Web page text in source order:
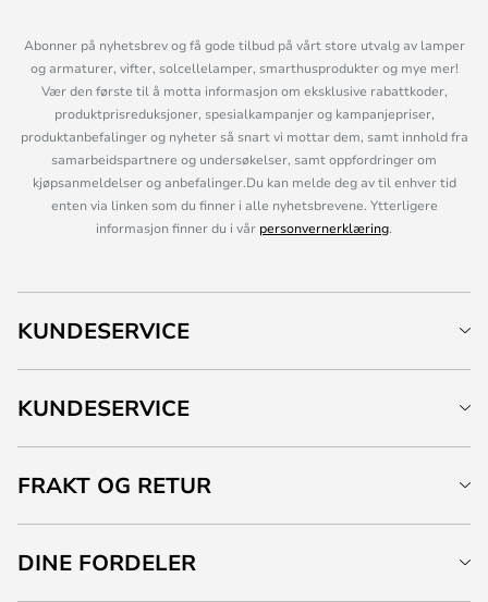
Abonner på nyhetsbrev og få gode tilbud på vårt store utvalg av lamper
og armaturer, vifter, solcellelamper, smarthusprodukter og mye mer!
Vær den første til å motta informasjon om eksklusive rabattkoder,
produktprisreduksjoner, spesialkampanjer og kampanjepriser,
produktanbefalinger og nyheter så snart vi mottar dem, samt innhold fra
samarbeidspartnere og undersøkelser, samt oppfordringer om
kjøpsanmeldelser og anbefalinger.Du kan melde deg av til enhver tid
enten via linken som du finner i alle nyhetsbrevene. Ytterligere
informasjon finner du i vår personvernerklæring.
KUNDESERVICE
KUNDESERVICE
FRAKT OG RETUR
DINE FORDELER